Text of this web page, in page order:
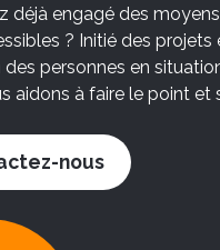
déjà engagé des
? Initié des projets
des personnes en
aidons à faire le point et
nous